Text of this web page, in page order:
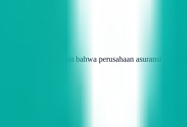
yang baik. Pastikan bahwa perusahaan asuransi